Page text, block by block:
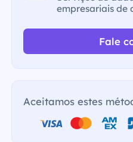
empresariais de
Fale
Aceitamos estes